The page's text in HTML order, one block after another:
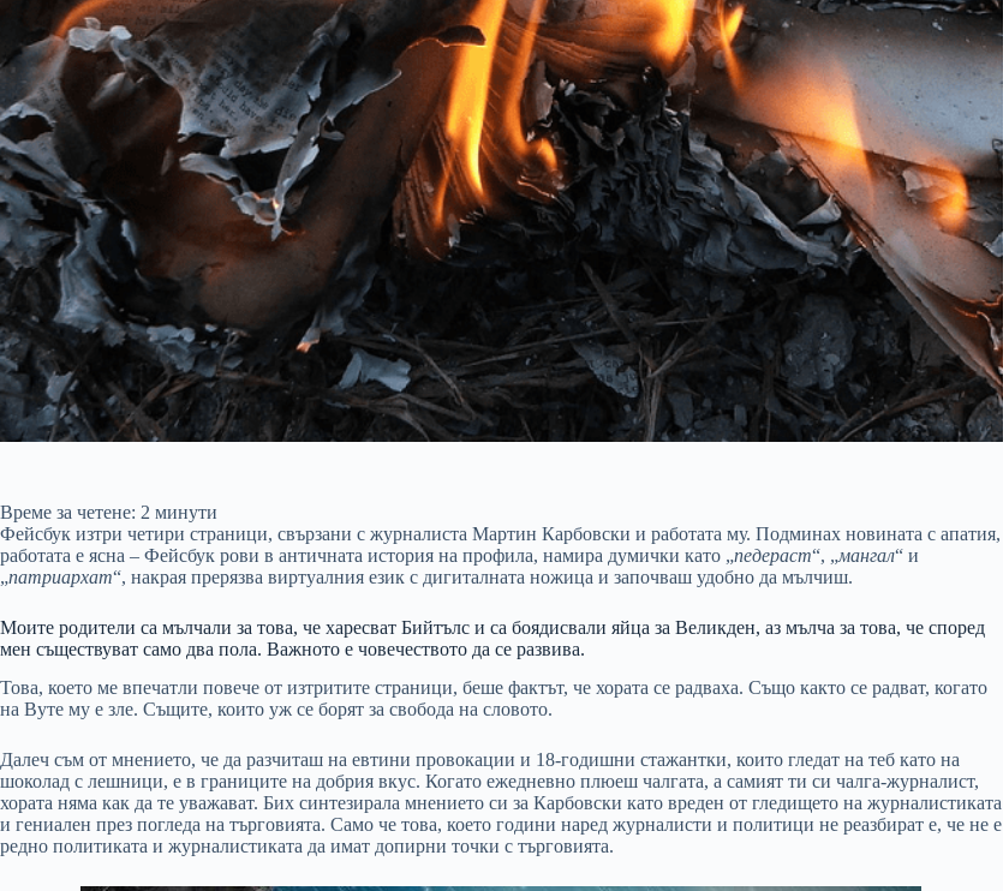
Време за четене: 2 минути
Фейсбук изтри четири страници, свързани с журналиста Мартин Карбовски и работата му. Подминах новината с апатия,
работата е ясна – Фейсбук рови в античната история на профила, намира думички като „педераст“, „мангал“ и
„патриархат“, накрая прерязва виртуалния език с дигиталната ножица и започваш удобно да мълчиш.
Моите родители са мълчали за това, че харесват Бийтълс и са боядисвали яйца за Великден, аз мълча за това, че според
мен съществуват само два пола. Важното е човечеството да се развива.
Това, което ме впечатли повече от изтритите страници, беше фактът, че хората се радваха. Също както се радват, когато
на Вуте му е зле. Същите, които уж се борят за свобода на словото.
Далеч съм от мнението, че да разчиташ на евтини провокации и 18-годишни стажантки, които гледат на теб като на
шоколад с лешници, е в границите на добрия вкус. Когато ежедневно плюеш чалгата, а самият ти си чалга-журналист,
хората няма как да те уважават. Бих синтезирала мнението си за Карбовски като вреден от гледището на журналистиката
и гениален през погледа на търговията. Само че това, което години наред журналисти и политици не реазбират е, че не е
редно политиката и журналистиката да имат допирни точки с търговията.